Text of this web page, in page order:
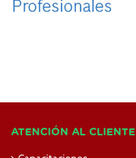
ATENCIÓN AL CLIENTE